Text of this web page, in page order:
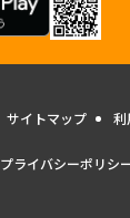
サイトマップ 利
プライバシーポリシ